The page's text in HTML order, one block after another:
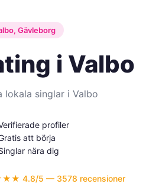
Gävleborg
i Valbo
lokala singlar i Valbo
profiler
att börja
nära dig
4.8/5 — 3578 recensioner